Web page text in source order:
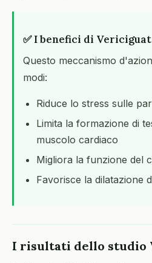
✅ I benefici di Vericiguat
Questo meccanismo
modi:
Riduce lo stress sulle
Limita la formazione di
muscolo cardiaco
Migliora la funzione del
Favorisce la dilatazione
I risultati dello studio